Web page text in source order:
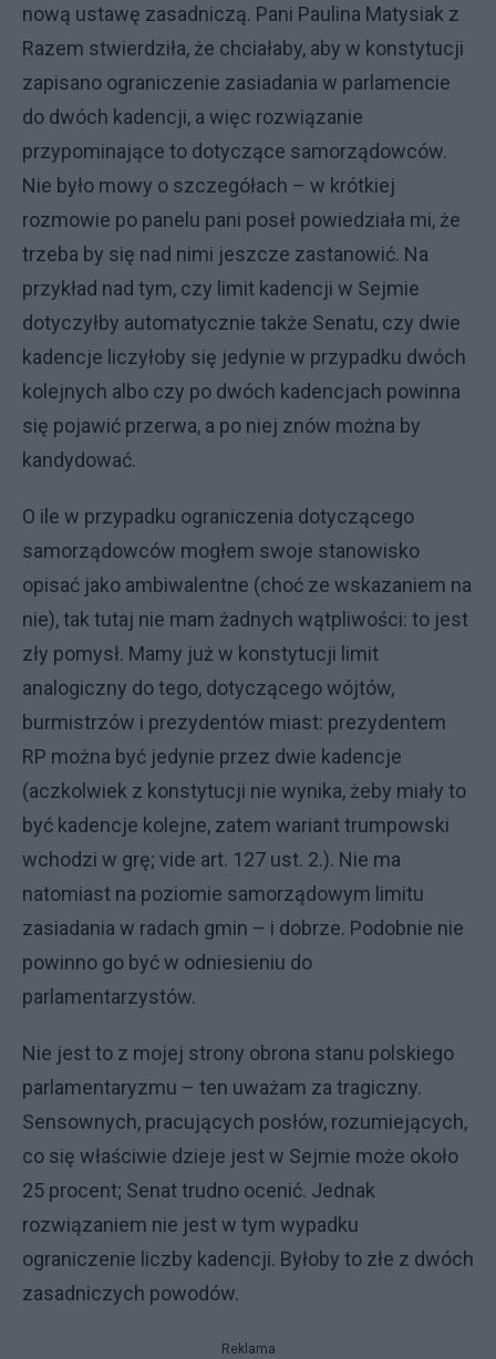
nową ustawę zasadniczą. Pani Paulina Matysiak z
Razem stwierdziła, że chciałaby, aby w konstytucji
zapisano ograniczenie zasiadania w parlamencie
do dwóch kadencji, a więc rozwiązanie
przypominające to dotyczące samorządowców.
Nie było mowy o szczegółach – w krótkiej
rozmowie po panelu pani poseł powiedziała mi, że
trzeba by się nad nimi jeszcze zastanowić. Na
przykład nad tym, czy limit kadencji w Sejmie
dotyczyłby automatycznie także Senatu, czy dwie
kadencje liczyłoby się jedynie w przypadku dwóch
kolejnych albo czy po dwóch kadencjach powinna
się pojawić przerwa, a po niej znów można by
kandydować.
O ile w przypadku ograniczenia dotyczącego
samorządowców mogłem swoje stanowisko
opisać jako ambiwalentne (choć ze wskazaniem na
nie), tak tutaj nie mam żadnych wątpliwości: to jest
zły pomysł. Mamy już w konstytucji limit
analogiczny do tego, dotyczącego wójtów,
burmistrzów i prezydentów miast: prezydentem
RP można być jedynie przez dwie kadencje
(aczkolwiek z konstytucji nie wynika, żeby miały to
być kadencje kolejne, zatem wariant trumpowski
wchodzi w grę; vide art. 127 ust. 2.). Nie ma
natomiast na poziomie samorządowym limitu
zasiadania w radach gmin – i dobrze. Podobnie nie
powinno go być w odniesieniu do
parlamentarzystów.
Nie jest to z mojej strony obrona stanu polskiego
parlamentaryzmu – ten uważam za tragiczny.
Sensownych, pracujących posłów, rozumiejących,
co się właściwie dzieje jest w Sejmie może około
25 procent; Senat trudno ocenić. Jednak
rozwiązaniem nie jest w tym wypadku
ograniczenie liczby kadencji. Byłoby to złe z dwóch
zasadniczych powodów.
Reklama